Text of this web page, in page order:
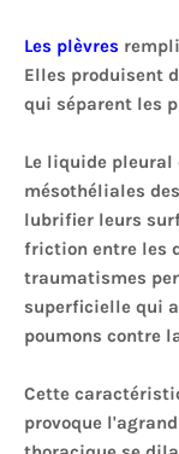
Les plèvres
Elles produisent
qui séparent les
Le liquide pleural
mésothéliales
lubrifier leurs
friction entre les
traumatismes
superficielle qui
poumons contre
Cette
provoque